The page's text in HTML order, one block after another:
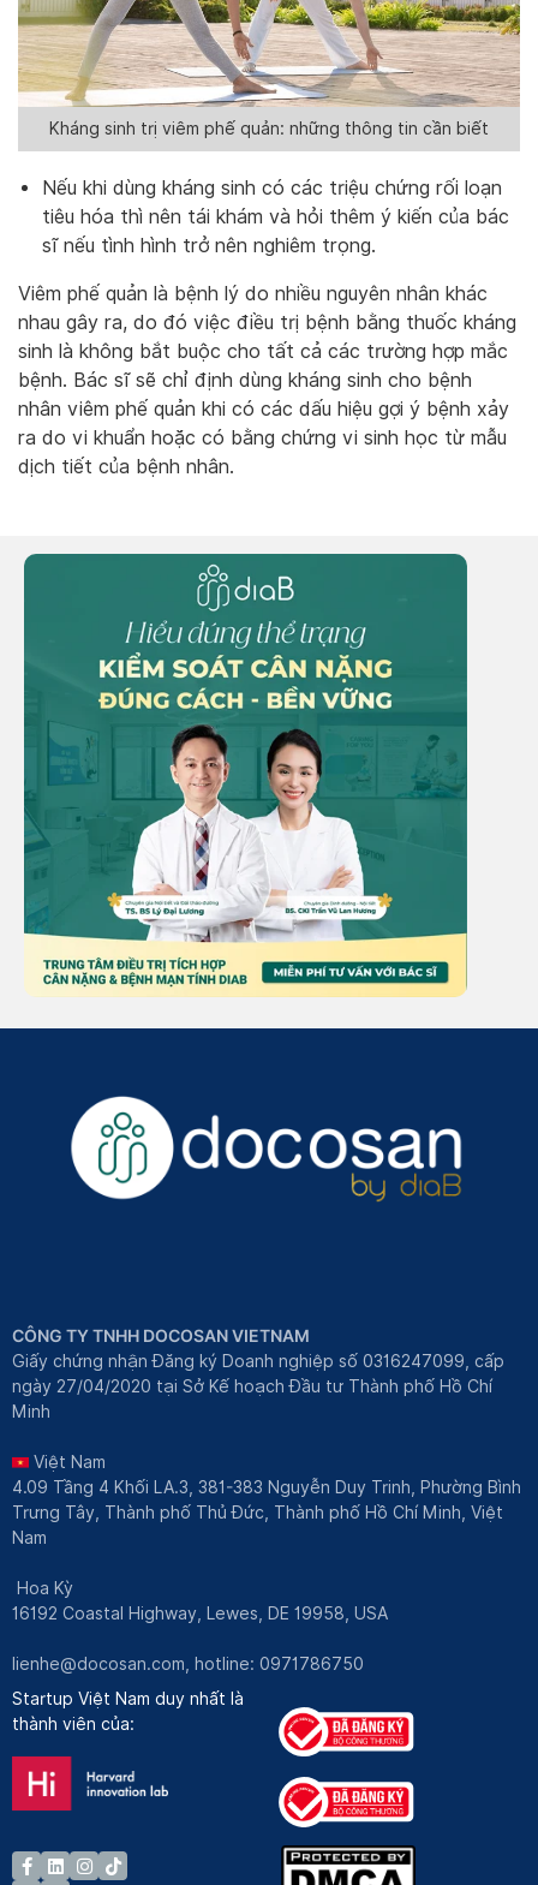
Kháng sinh trị viêm phế quản: những thông tin cần biết
Nếu khi dùng kháng sinh có các triệu chứng rối loạn
tiêu hóa thì nên tái khám và hỏi thêm ý kiến của bác
sĩ nếu tình hình trở nên nghiêm trọng.
Viêm phế quản là bệnh lý do nhiều nguyên nhân khác
nhau gây ra, do đó việc điều trị bệnh bằng thuốc kháng
sinh là không bắt buộc cho tất cả các trường hợp mắc
bệnh. Bác sĩ sẽ chỉ định dùng kháng sinh cho bệnh
nhân viêm phế quản khi có các dấu hiệu gợi ý bệnh xảy
ra do vi khuẩn hoặc có bằng chứng vi sinh học từ mẫu
dịch tiết của bệnh nhân.
CÔNG TY TNHH DOCOSAN VIETNAM
Giấy chứng nhận Đăng ký Doanh nghiệp số 0316247099, cấp
ngày 27/04/2020 tại Sở Kế hoạch Đầu tư Thành phố Hồ Chí
Minh
Việt Nam
4.09 Tầng 4 Khối LA.3, 381-383 Nguyễn Duy Trinh, Phường Bình
Trưng Tây, Thành phố Thủ Đức, Thành phố Hồ Chí Minh, Việt
Nam
Hoa Kỳ
16192 Coastal Highway, Lewes, DE 19958, USA
lienhe@docosan.com , hotline: 0971786750
Startup Việt Nam duy nhất là
thành viên của: